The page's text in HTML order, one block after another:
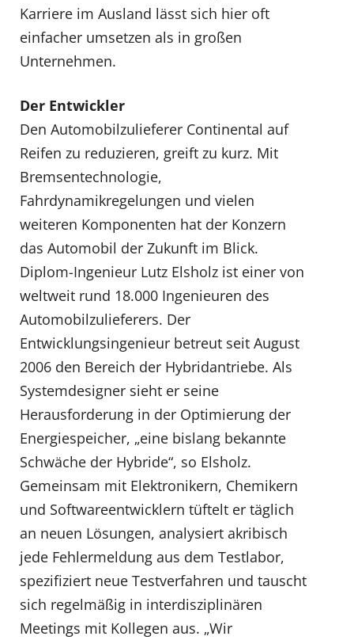
Karriere im Ausland lässt sich hier oft
einfacher umsetzen als in großen
Unternehmen.
Der Entwickler
Den Automobilzulieferer Continental auf
Reifen zu reduzieren, greift zu kurz. Mit
Bremsentechnologie,
Fahrdynamikregelungen und vielen
weiteren Komponenten hat der Konzern
das Automobil der Zukunft im Blick.
Diplom-Ingenieur Lutz Elsholz ist einer von
weltweit rund 18.000 Ingenieuren des
Automobilzulieferers. Der
Entwicklungsingenieur betreut seit August
2006 den Bereich der Hybridantriebe. Als
Systemdesigner sieht er seine
Herausforderung in der Optimierung der
Energiespeicher, „eine bislang bekannte
Schwäche der Hybride“, so Elsholz.
Gemeinsam mit Elektronikern, Chemikern
und Softwareentwicklern tüftelt er täglich
an neuen Lösungen, analysiert akribisch
jede Fehlermeldung aus dem Testlabor,
spezifiziert neue Testverfahren und tauscht
sich regelmäßig in interdisziplinären
Meetings mit Kollegen aus. „Wir